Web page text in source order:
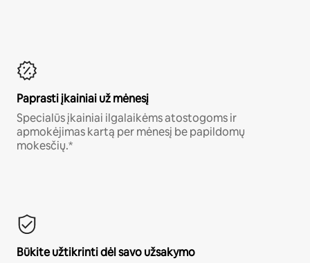
Paprasti įkainiai už mėnesį
Specialūs įkainiai ilgalaikėms atostogoms ir
apmokėjimas kartą per mėnesį be papildomų
mokesčių.*
Būkite užtikrinti dėl savo užsakymo